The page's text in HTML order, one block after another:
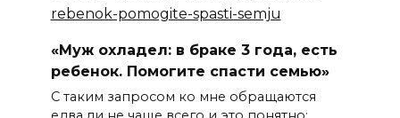
«Муж охладел: в браке 3 года, есть
ребенок. Помогите спасти семью»
С таким запросом ко мне обращаются